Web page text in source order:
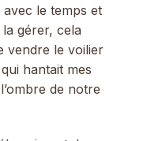
avec le temps et
gérer, cela
vendre le voilier
hantait mes
de notre